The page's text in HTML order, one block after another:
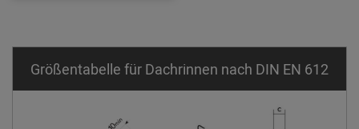
Größentabelle für Dachrinnen nach DIN EN 612